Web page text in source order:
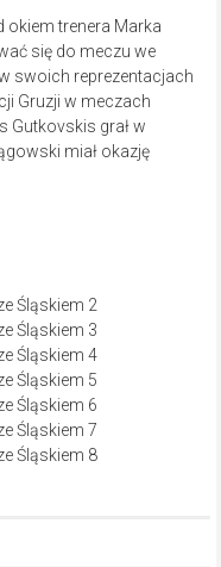
okiem trenera Marka
się do meczu we
swoich reprezentacjach
Gruzji w meczach
Gutkovskis grał w
miał okazję